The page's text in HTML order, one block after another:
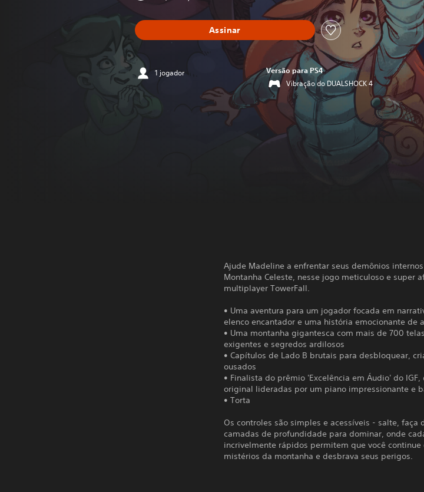
Assinar
1 jogador Versão para PS4
Vibração do DUALSHOCK 4
Ajude Madeline a enfrentar seus demônios
Montanha Celeste, nesse jogo meticuloso e super
multiplayer TowerFall.
• Uma aventura para um jogador focada em
elenco encantador e uma história emocionante de
• Uma montanha gigantesca com mais de 700
exigentes e segredos ardilosos
• Capítulos de Lado B brutais para desbloquear,
ousados
• Finalista do prêmio 'Excelência em Áudio' do
original lideradas por um piano impressionante e
• Torta
Os controles são simples e acessíveis - salte, faça
camadas de profundidade para dominar, onde
incrivelmente rápidos permitem que você
mistérios da montanha e desbrava seus perigos.